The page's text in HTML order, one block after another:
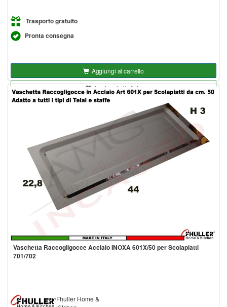
Trasporto gratuito
Pronta consegna
Aggiungi al carrello
Aggiungi alla lista
Vaschetta Raccogligocce Acciaio INOXA 601X/50 per Scolapiatti
701/702
Fhuller Home &